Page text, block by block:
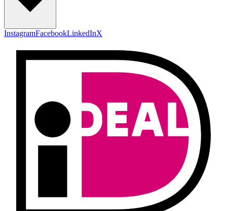
InstagramFacebookLinkedInX